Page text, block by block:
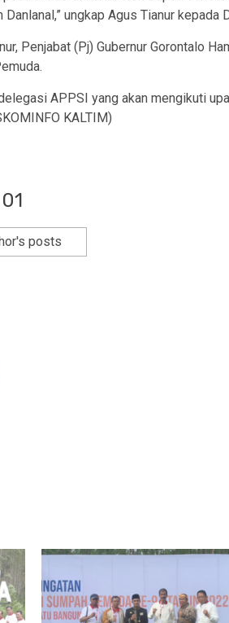
Danlanal,” ungkap Agus Tianur
Penjabat (Pj) Gubernur Gorontalo
APPSI yang akan mengikuti
KALTIM)
posts